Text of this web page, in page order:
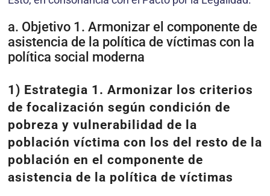
a. Objetivo 1. Armonizar el componente de
asistencia de la política de víctimas con la
política social moderna
1) Estrategia 1. Armonizar los criterios
de focalización según condición de
pobreza y vulnerabilidad de la
población víctima con los del resto de la
población en el componente de
asistencia de la política de víctimas